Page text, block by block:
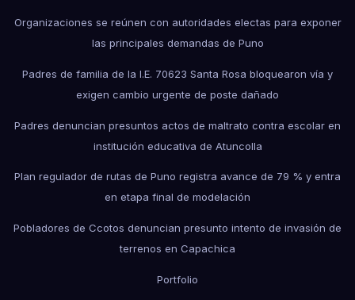
Organizaciones se reúnen con autoridades electas para exponer
las principales demandas de Puno
Padres de familia de la I.E. 70623 Santa Rosa bloquearon vía y
exigen cambio urgente de poste dañado
Padres denuncian presuntos actos de maltrato contra escolar en
institución educativa de Atuncolla
Plan regulador de rutas de Puno registra avance de 79 % y entra
en etapa final de modelación
Pobladores de Ccotos denuncian presunto intento de invasión de
terrenos en Capachica
Portfolio